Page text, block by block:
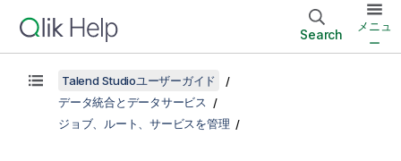
Search
メニュ
ー
Talend Studioユーザーガイド
データ統合とデータサービス
ジョブ、ルート、サービスを管理